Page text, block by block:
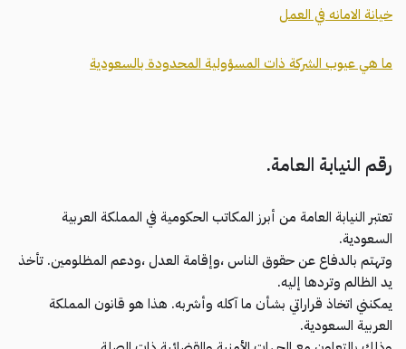
خيانة الامانه في العمل
ما هي عيوب الشركة ذات المسؤولية المحدودة بالسعودية
رقم النيابة العامة.
تعتبر النيابة العامة من أبرز المكاتب الحكومية في المملكة العربية
السعودية.
وتهتم بالدفاع عن حقوق الناس ،وإقامة العدل ،ودعم المظلومين. تأخذ
يد الظالم وتردها إليه.
يمكنني اتخاذ قراراتي بشأن ما آكله وأشربه. هذا هو قانون المملكة
العربية السعودية.